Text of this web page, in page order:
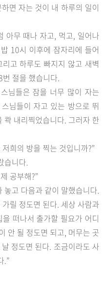
면 자는 것이 내 하루의 일이
아무 때나 자고, 먹고, 일어나
10시 이후에 잠자리에 들어
고 하루도 빠지지 않고 새벽
절을 했습니다.
님들은 잠을 너무 많이 자는
님들이 자고 있는 방으로 뛰
콱 내리찍었습니다. 그러자 한
희의 방을 찍는 것입니까?”
습니다.
공부해?”
놓고 다음과 같이 말했습니다.
릴 정도면 된다. 세상 사람과
떠나서 출가할 필요가 어디
안 될 정도면 되고, 머무는 곳
정도면 된다. 조금이라도 사
.”